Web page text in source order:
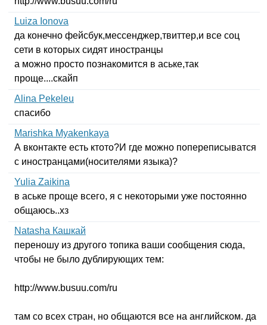
Luiza Ionova
да конечно фейсбук,мессенджер,твиттер,и все соц
сети в которых сидят иностранцы
а можно просто познакомится в аське,так
проще....скайп
Alina Pekeleu
спасибо
Marishka Myakenkaya
А вконтакте есть ктото?И где можно попереписыватся
с иностранцами(носителями языка)?
Yulia Zaikina
в аське проще всего, я с некоторыми уже постоянно
общаюсь..хз
Natasha Кашкай
переношу из другого топика ваши сообщения сюда,
чтобы не было дублирующих тем:
http://www.busuu.com/ru
там со всех стран, но общаются все на английском. да